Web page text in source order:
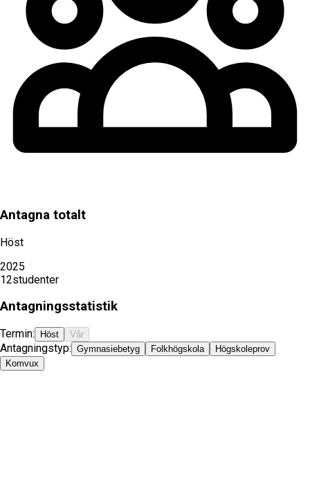
Antagna totalt
Höst
2025
12studenter
Antagningsstatistik
Termin: Höst Vår
Antagningstyp: Gymnasiebetyg Folkhögskola
Högskoleprov
Komvux